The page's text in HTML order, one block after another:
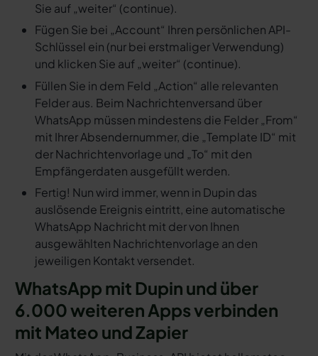
Sie auf „weiter“ (continue).
Fügen Sie bei „Account“ Ihren persönlichen API-
Schlüssel ein (nur bei erstmaliger Verwendung)
und klicken Sie auf „weiter“ (continue).
Füllen Sie in dem Feld „Action“ alle relevanten
Felder aus. Beim Nachrichtenversand über
WhatsApp müssen mindestens die Felder „From“
mit Ihrer Absendernummer, die „Template ID“ mit
der Nachrichtenvorlage und „To“ mit den
Empfängerdaten ausgefüllt werden.
Fertig! Nun wird immer, wenn in Dupin das
auslösende Ereignis eintritt, eine automatische
WhatsApp Nachricht mit der von Ihnen
ausgewählten Nachrichtenvorlage an den
jeweiligen Kontakt versendet.
WhatsApp mit Dupin und über
6.000 weiteren Apps verbinden
mit Mateo und Zapier